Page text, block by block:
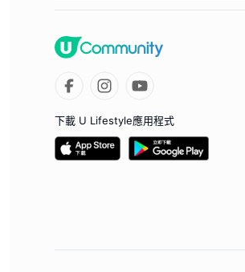
下載 U Lifestyle應用程式